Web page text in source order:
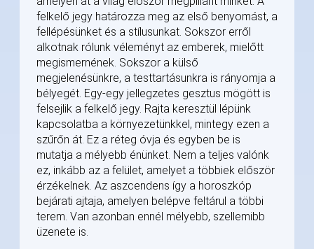
felkelő jegy határozza meg az első benyomást, a
fellépésünket és a stílusunkat. Sokszor erről
alkotnak rólunk véleményt az emberek, mielőtt
megismernének. Sokszor a külső
megjelenésünkre, a testtartásunkra is rányomja a
bélyegét. Egy-egy jellegzetes gesztus mögött is
felsejlik a felkelő jegy. Rajta keresztül lépünk
kapcsolatba a környezetünkkel, mintegy ezen a
szűrőn át. Ez a réteg óvja és egyben be is
mutatja a mélyebb énünket. Nem a teljes valónk
ez, inkább az a felület, amelyet a többiek először
érzékelnek. Az aszcendens így a horoszkóp
bejárati ajtaja, amelyen belépve feltárul a többi
terem. Van azonban ennél mélyebb, szellemibb
üzenete is.